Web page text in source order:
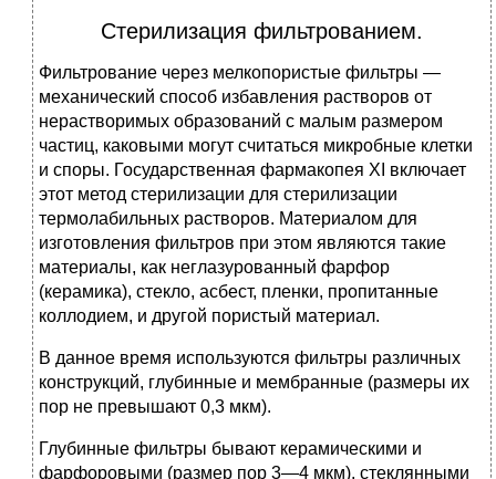
Стерилизация фильтрованием.
Фильтрование через мелкопористые фильтры —
механический способ избавления растворов от
нерастворимых образований с малым размером
частиц, каковыми могут считаться микробные клетки
и споры. Государственная фармакопея XI включает
этот метод стерилизации для стерилизации
термолабильных растворов. Материалом для
изготовления фильтров при этом являются такие
материалы, как неглазурованный фарфор
(керамика), стекло, асбест, пленки, пропитанные
коллодием, и другой пористый материал.
В данное время используются фильтры различных
конструкций, глубинные и мембранные (размеры их
пор не превышают 0,3 мкм).
Глубинные фильтры бывают керамическими и
фарфоровыми (размер пор 3—4 мкм), стеклянными